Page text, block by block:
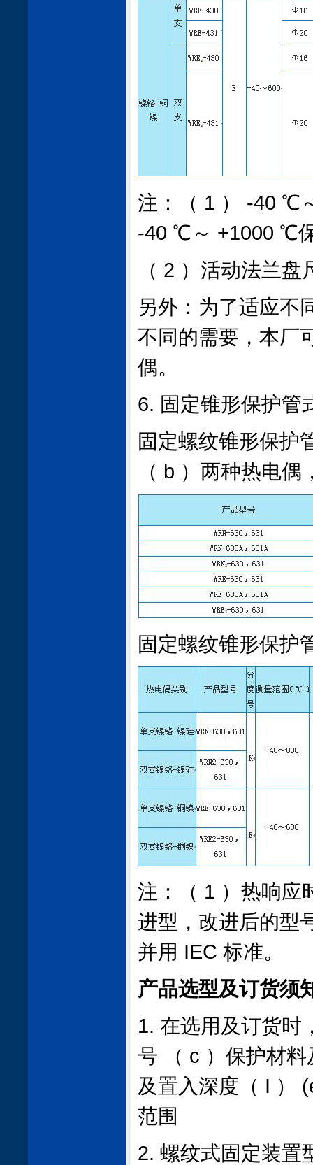
注：（ 1 ） -40 ℃
-40 ℃～ +1000 ℃
（ 2 ）活动法兰
另外：为了适应不
不同的需要，本厂
偶。
6. 固定锥形保护管
固定螺纹锥形保护
（ b ）两种热电
固定螺纹锥形保护
注：（ 1 ）热响应
进型，改进后的型
并用 IEC 标准。
产品选型及订货须
1. 在选用及订货时
号 （ c ）保护材
及置入深度（ I ）
范围
2. 螺纹式固定装置